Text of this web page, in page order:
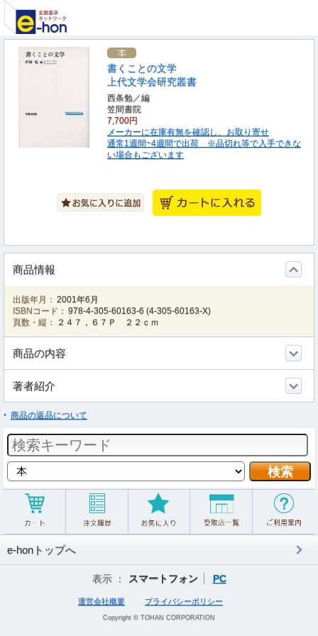
書くことの文学
上代文学会研究叢書
西条勉／編
笠間書院
7,700円
メーカーに在庫有無を確認し、お取り寄せ
通常1週間~4週間で出荷 ※品切れ等で入手できな
い場合もございます
商品情報
出版年月： 2001年6月
ISBNコード： 978-4-305-60163-6 (4-305-60163-X)
頁数・縦：
２４７，６７Ｐ ２２ｃｍ
商品の内容
著者紹介
商品の返品について
e-honトップへ
表示 ： スマートフォン PC
運営会社概要 プライバシーポリシー
Copyright © TOHAN CORPORATION